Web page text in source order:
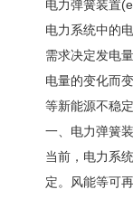
电力弹簧装置
电力系统中的
需求决定发电
电量的变化而
等新能源不稳
一、电力弹簧
当前，电力系
定。风能等可